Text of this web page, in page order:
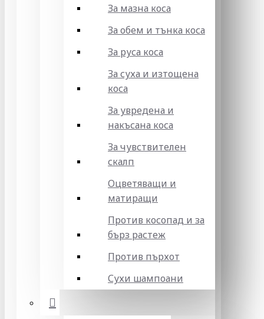
За мазна коса
За обем и тънка коса
За руса коса
За суха и изтощена
коса
За увредена и
накъсана коса
За чувствителен
скалп
Оцветяващи и
матиращи
Против косопад и за
бърз растеж
Против пърхот
Сухи шампоани